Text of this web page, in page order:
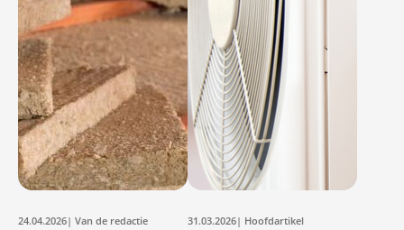
24.04.2026| Van de redactie 31.03.2026| Hoofdartikel